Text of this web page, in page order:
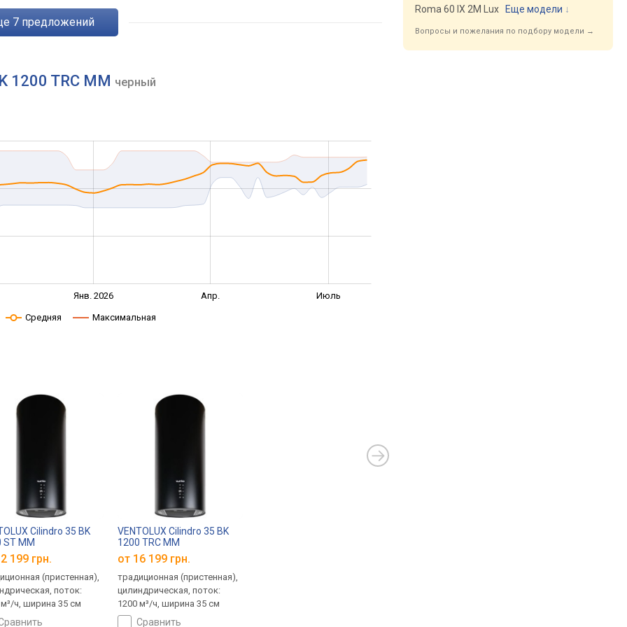
7 предложений
1200 TRC MM черный
Янв. 2026 Июль
Апр.
Средняя Максимальная
Cilindro 35 BK
ST MM
199 грн.
(пристенная),
поток:
м³/ч, ширина 35 см
сравнить
VENTOLUX Cilindro 35 BK
1200 TRC MM
от 16 199 грн.
традиционная (пристенная),
цилиндрическая, поток:
1200 м³/ч, ширина 35 см
сравнить
Roma 60 IX 2M Lux
Еще модели ↓
Вопросы и пожелания по подбору модели →